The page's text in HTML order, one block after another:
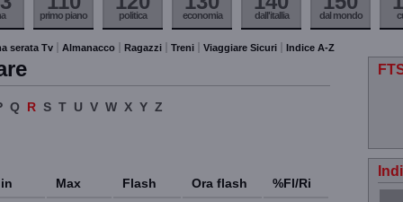
primo piano politica economia dall'itallia dal mondo
serata Tv Almanacco Ragazzi Treni Viaggiare Sicuri Indice A-Z
Q R S T U V W X Y Z
Max Flash Ora flash %Fl/Ri